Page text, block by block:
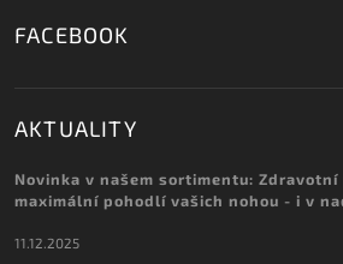
FACEBOOK
AKTUALITY
Novinka v našem sortimentu:
maximální pohodlí vašich nohou - i v
11.12.2025